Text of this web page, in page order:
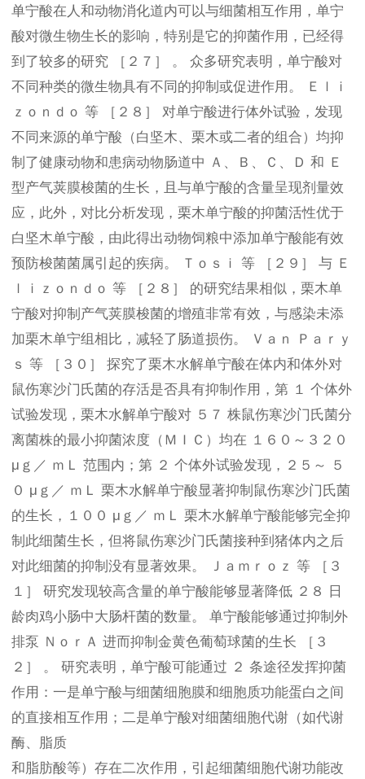
单宁酸在人和动物消化道内可以与细菌相互作用，单宁
酸对微生物生长的影响，特别是它的抑菌作用，已经得
到了较多的研究 ［２７］ 。 众多研究表明，单宁酸对
不同种类的微生物具有不同的抑制或促进作用。 Ｅｌｉ
ｚｏｎｄｏ 等 ［２８］ 对单宁酸进行体外试验，发现
不同来源的单宁酸（白坚木、栗木或二者的组合）均抑
制了健康动物和患病动物肠道中 Ａ、Ｂ、Ｃ、Ｄ 和 Ｅ
型产气荚膜梭菌的生长，且与单宁酸的含量呈现剂量效
应，此外，对比分析发现，栗木单宁酸的抑菌活性优于
白坚木单宁酸，由此得出动物饲粮中添加单宁酸能有效
预防梭菌菌属引起的疾病。 Ｔｏｓｉ 等 ［２９］ 与 Ｅ
ｌｉｚｏｎｄｏ 等 ［２８］ 的研究结果相似，栗木单
宁酸对抑制产气荚膜梭菌的增殖非常有效，与感染未添
加栗木单宁组相比，减轻了肠道损伤。 Ｖａｎ Ｐａｒｙ
ｓ 等 ［３０］ 探究了栗木水解单宁酸在体内和体外对
鼠伤寒沙门氏菌的存活是否具有抑制作用，第 １ 个体外
试验发现，栗木水解单宁酸对 ５７ 株鼠伤寒沙门氏菌分
离菌株的最小抑菌浓度（ＭＩＣ）均在 １６０～３２０
μｇ／ ｍＬ 范围内；第 ２ 个体外试验发现，２５～ ５
０ μｇ／ ｍＬ 栗木水解单宁酸显著抑制鼠伤寒沙门氏菌
的生长，１００ μｇ／ ｍＬ 栗木水解单宁酸能够完全抑
制此细菌生长，但将鼠伤寒沙门氏菌接种到猪体内之后
对此细菌的抑制没有显著效果。 Ｊａｍｒｏｚ 等 ［３
１］ 研究发现较高含量的单宁酸能够显著降低 ２８ 日
龄肉鸡小肠中大肠杆菌的数量。 单宁酸能够通过抑制外
排泵 ＮｏｒＡ 进而抑制金黄色葡萄球菌的生长 ［３
２］ 。 研究表明，单宁酸可能通过 ２ 条途径发挥抑菌
作用：一是单宁酸与细菌细胞膜和细胞质功能蛋白之间
的直接相互作用；二是单宁酸对细菌细胞代谢（如代谢
酶、脂质
和脂肪酸等）存在二次作用，引起细菌细胞代谢功能改